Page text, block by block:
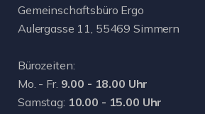
Gemeinschaftsbüro Ergo
Aulergasse 11, 55469 Simmern
Bürozeiten:
Mo. - Fr. 9.00 - 18.00 Uhr
Samstag: 10.00 - 15.00 Uhr